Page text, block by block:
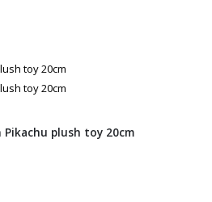
Pikachu plush toy 20cm